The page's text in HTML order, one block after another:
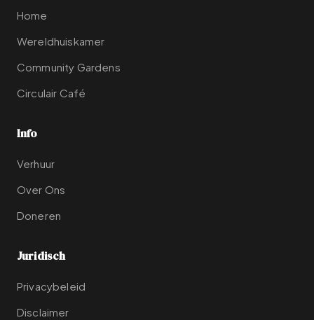
Home
Wereldhuiskamer
Community Gardens
Circulair Café
Info
Verhuur
Over Ons
Doneren
Juridisch
Privacybeleid
Disclaimer